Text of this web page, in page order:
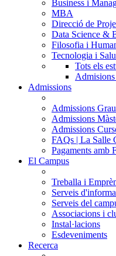
Business i
MBA
Direcció de
Data Science &
Filosofia i
Tecnologia i
Tots els
Admissions
Admissions
Admissions
Admissions
FAQs | La Salle
Pagaments amb
El Campus
Treballa i
Serveis
Serveis del
Associacions i
Instal·lacions
Esdeveniments
Recerca